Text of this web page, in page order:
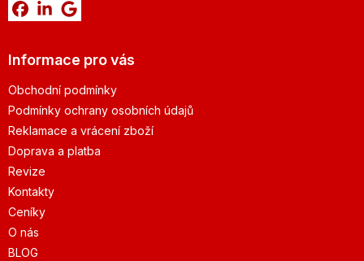
Informace pro vás
Obchodní podmínky
Podmínky ochrany osobních údajů
Reklamace a vrácení zboží
Doprava a platba
Revize
Kontakty
Ceníky
O nás
BLOG